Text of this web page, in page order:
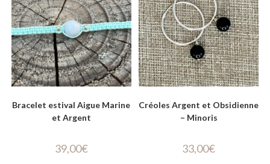
Bracelet estival Aigue Marine
et Argent
39,00€
Créoles Argent et Obsidienne
– Minoris
33,00€